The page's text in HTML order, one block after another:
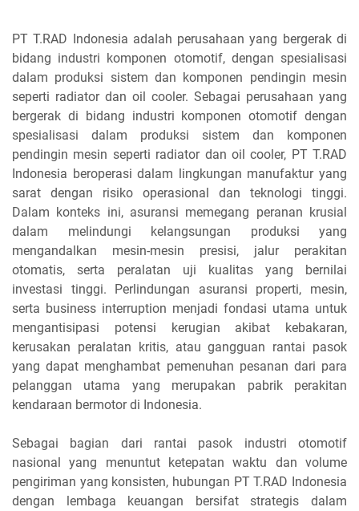
PT T.RAD Indonesia adalah perusahaan yang bergerak di
bidang industri komponen otomotif, dengan spesialisasi
dalam produksi sistem dan komponen pendingin mesin
seperti radiator dan oil cooler. Sebagai perusahaan yang
bergerak di bidang industri komponen otomotif dengan
spesialisasi dalam produksi sistem dan komponen
pendingin mesin seperti radiator dan oil cooler, PT T.RAD
Indonesia beroperasi dalam lingkungan manufaktur yang
sarat dengan risiko operasional dan teknologi tinggi.
Dalam konteks ini, asuransi memegang peranan krusial
dalam melindungi kelangsungan produksi yang
mengandalkan mesin-mesin presisi, jalur perakitan
otomatis, serta peralatan uji kualitas yang bernilai
investasi tinggi. Perlindungan asuransi properti, mesin,
serta business interruption menjadi fondasi utama untuk
mengantisipasi potensi kerugian akibat kebakaran,
kerusakan peralatan kritis, atau gangguan rantai pasok
yang dapat menghambat pemenuhan pesanan dari para
pelanggan utama yang merupakan pabrik perakitan
kendaraan bermotor di Indonesia.
Sebagai bagian dari rantai pasok industri otomotif
nasional yang menuntut ketepatan waktu dan volume
pengiriman yang konsisten, hubungan PT T.RAD Indonesia
dengan lembaga keuangan bersifat strategis dalam